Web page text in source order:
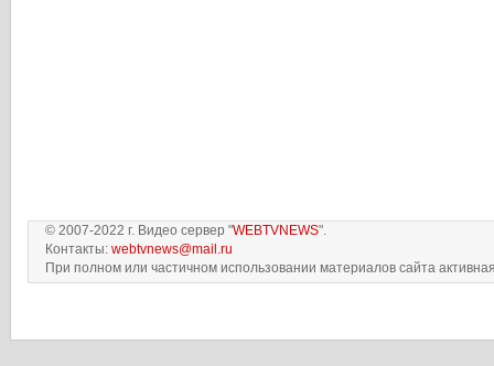
© 2007-2022 г. Видео сервер "WEBTVNEWS".
Контакты: webtvnews@mail.ru
При полном или частичном использовании материалов сайта